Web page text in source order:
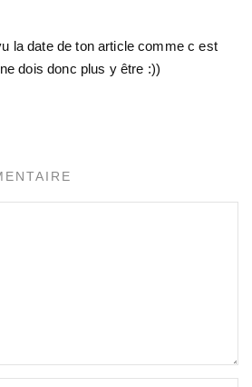
la date de ton article comme c est
dois donc plus y être :))